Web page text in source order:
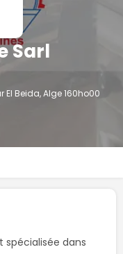
Sarl
El Beida, Alge 160ho00
spécialisée dans